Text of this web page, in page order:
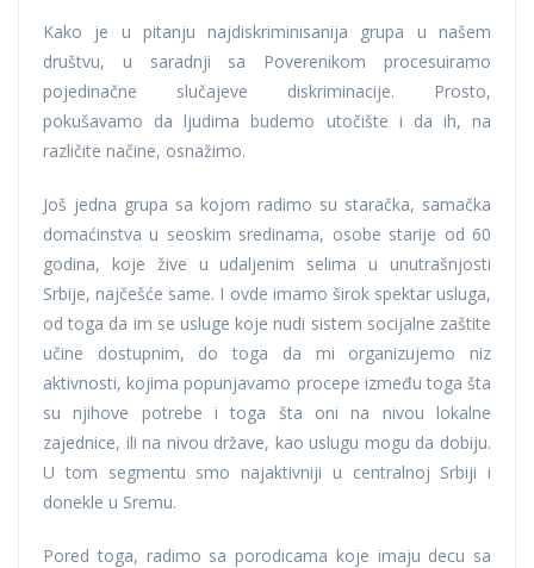
Kako je u pitanju najdiskriminisanija grupa u našem
društvu, u saradnji sa Poverenikom procesuiramo
pojedinačne slučajeve diskriminacije. Prosto,
pokušavamo da ljudima budemo utočište i da ih, na
različite načine, osnažimo.
Još jedna grupa sa kojom radimo su staračka, samačka
domaćinstva u seoskim sredinama, osobe starije od 60
godina, koje žive u udaljenim selima u unutrašnjosti
Srbije, najčešće same. I ovde imamo širok spektar usluga,
od toga da im se usluge koje nudi sistem socijalne zaštite
učine dostupnim, do toga da mi organizujemo niz
aktivnosti, kojima popunjavamo procepe između toga šta
su njihove potrebe i toga šta oni na nivou lokalne
zajednice, ili na nivou države, kao uslugu mogu da dobiju.
U tom segmentu smo najaktivniji u centralnoj Srbiji i
donekle u Sremu.
Pored toga, radimo sa porodicama koje imaju decu sa